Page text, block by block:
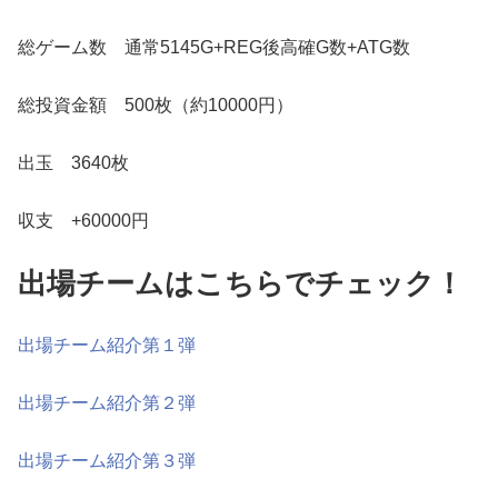
総ゲーム数 通常5145G+REG後高確G数+ATG数
総投資金額 500枚（約10000円）
出玉 3640枚
収支 +60000円
出場チームはこちらでチェック！
出場チーム紹介第１弾
出場チーム紹介第２弾
出場チーム紹介第３弾